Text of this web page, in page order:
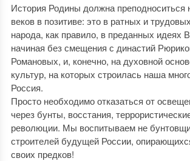
История Родины должна преподноситься
веков в позитиве: это в ратных и
народа, как правило, в преданных идеях
начиная без смещения с династий
Романовых, и, конечно, на духовной
культур, на которых строилась наша
Россия.
Просто необходимо отказаться от
через бунты, восстания,
революции. Мы воспитываем не
строителей будущей России,
своих предков!